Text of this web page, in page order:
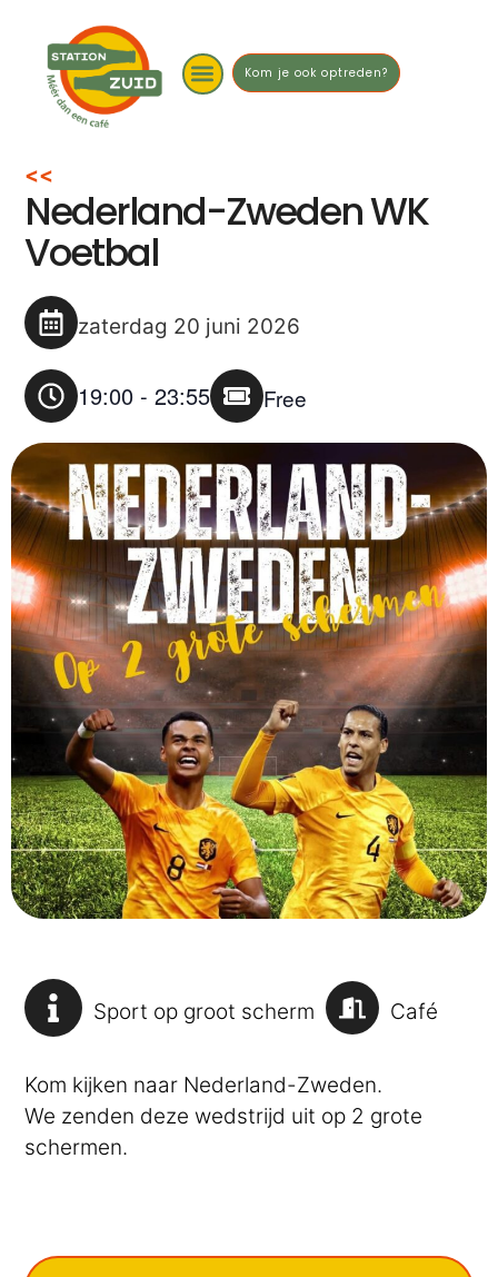
Kom je ook optreden?
<<
Nederland-Zweden WK
Voetbal
zaterdag 20 juni 2026
19:00 -23:55 Free
Sport op groot scherm Café
Kom kijken naar Nederland-Zweden.
We zenden deze wedstrijd uit op 2 grote
schermen.